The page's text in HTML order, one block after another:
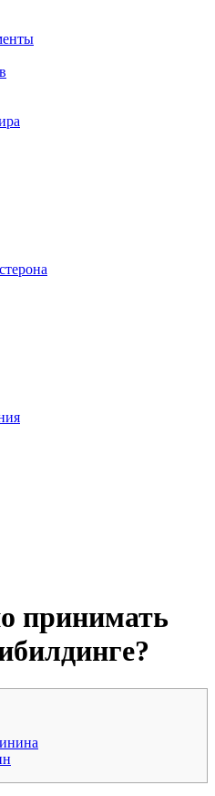
принимать